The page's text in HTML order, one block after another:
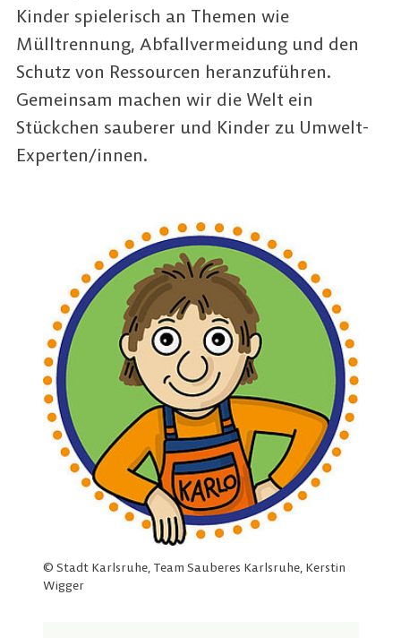
Kinder spielerisch an Themen wie
Mülltrennung, Abfallvermeidung und den
Schutz von Ressourcen heranzuführen.
Gemeinsam machen wir die Welt ein
Stückchen sauberer und Kinder zu Umwelt-
Experten/innen.
© Stadt Karlsruhe, Team Sauberes Karlsruhe, Kerstin
Wigger